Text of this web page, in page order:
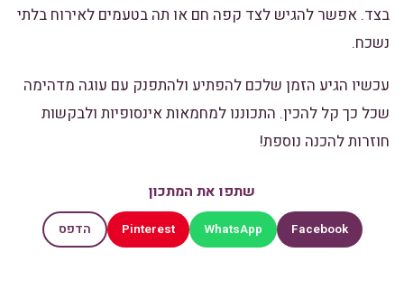
בצד. אפשר להגיש לצד קפה חם או תה בטעמים לאירוח בלתי
נשכח.
עכשיו הגיע הזמן שלכם להפתיע ולהתפנק עם עוגה מדהימה
שכל כך קל להכין. התכוננו למחמאות אינסופיות ולבקשות
חוזרות להכנה נוספת!
שתפו את המתכון
Facebook
WhatsApp
Pinterest הדפס